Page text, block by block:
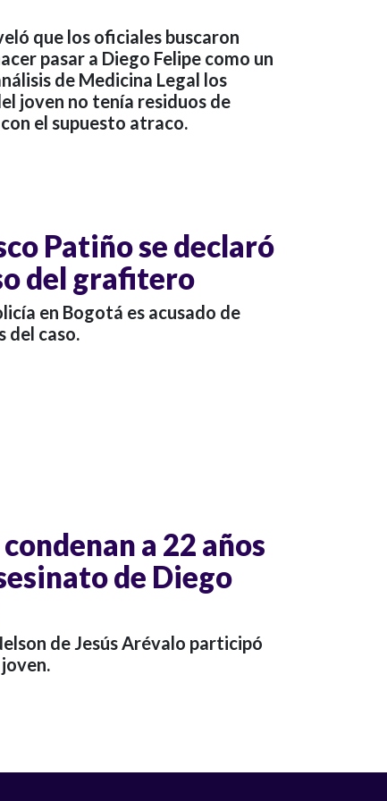
que los oficiales buscaron
pasar a Diego Felipe como un
de Medicina Legal los
joven no tenía residuos de
el supuesto atraco.
Patiño se declaró
del grafitero
en Bogotá es acusado de
del caso.
a 22 años
de Diego
de Jesús Arévalo participó